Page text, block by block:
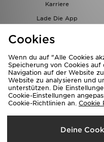
Karriere
Lade Die App
Österreich
Cookies
Wenn du auf "Alle Cookies
Speicherung von Cookies
Navigation auf der Website
Website zu analysieren und
unterstützen. Die
Cookie-Einstellungen
Cookie-Richtlinien an. Cookie
Deine